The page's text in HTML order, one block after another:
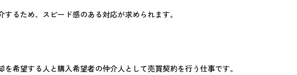
するため、スピード感のある対応が求められます。
希望する人と購入希望者の仲介人として売買契約を行う仕事です。